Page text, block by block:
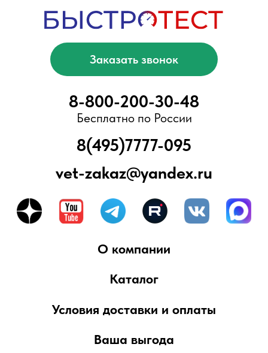
ООО «БыстроТест»
ИНН 7751203078
Адрес офиса/склада:
Москва, Ново-Переделкино, ул.
Скульптора Мухиной, д.5
Вся представленная информация не
является публичной офертой,
предусмотренной ст. 437 Гражданского
товаров, включая изображения,
представлены исключительно для
реальных. Для получения более подробной
сотрудникам компании
Блог